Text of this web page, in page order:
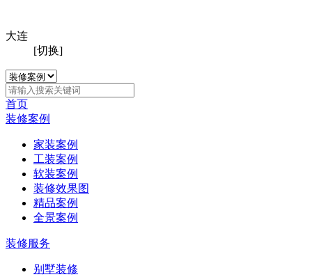
大连
[切换]
首页
装修案例
家装案例
工装案例
软装案例
装修效果图
精品案例
全景案例
装修服务
别墅装修